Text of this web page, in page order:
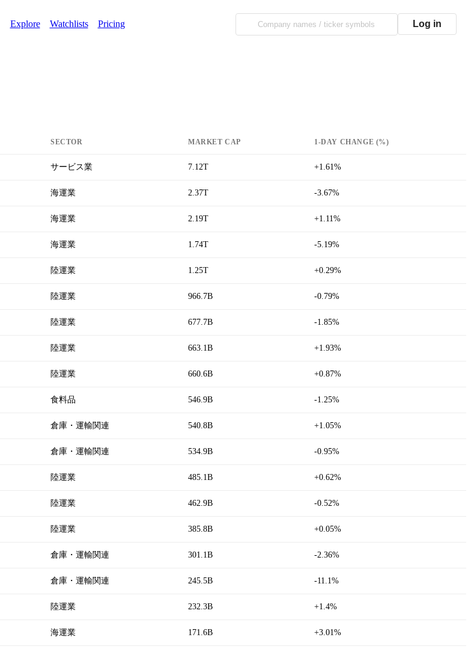
Explore Watchlists Pricing Log in
SECTOR MARKET CAP 1-DAY CHANGE (%)
サービス業 7.12T +1.61%
海運業 2.37T -3.67%
海運業 2.19T +1.11%
海運業 1.74T -5.19%
陸運業 1.25T +0.29%
陸運業 966.7B -0.79%
陸運業 677.7B -1.85%
陸運業 663.1B +1.93%
陸運業 660.6B +0.87%
食料品 546.9B -1.25%
倉庫・運輸関連 540.8B +1.05%
倉庫・運輸関連 534.9B -0.95%
陸運業 485.1B +0.62%
陸運業 462.9B -0.52%
陸運業 385.8B +0.05%
倉庫・運輸関連 301.1B -2.36%
倉庫・運輸関連 245.5B -11.1%
陸運業 232.3B +1.4%
海運業 171.6B +3.01%